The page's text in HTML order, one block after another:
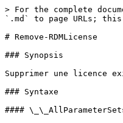
> For the complete
`.md` to page URLs;
# Remove-RDMLicense
### Synopsis
Supprimer une licence
### Syntaxe
####